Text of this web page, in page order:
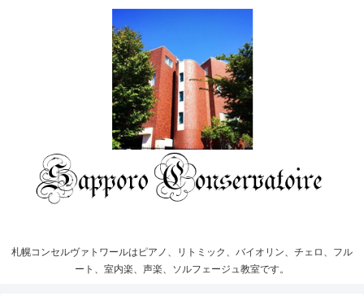
札幌コンセルヴァトワールはピアノ、リトミック、バイオリン、チェロ、フル
ート、室内楽、声楽、ソルフェージュ教室です。